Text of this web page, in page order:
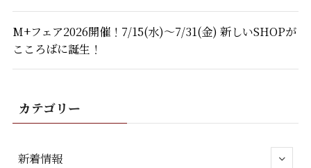
M+フェア2026開催！7/15(水)～7/31(金) 新しいSHOPが
こころばに誕生！
カテゴリー
新着情報